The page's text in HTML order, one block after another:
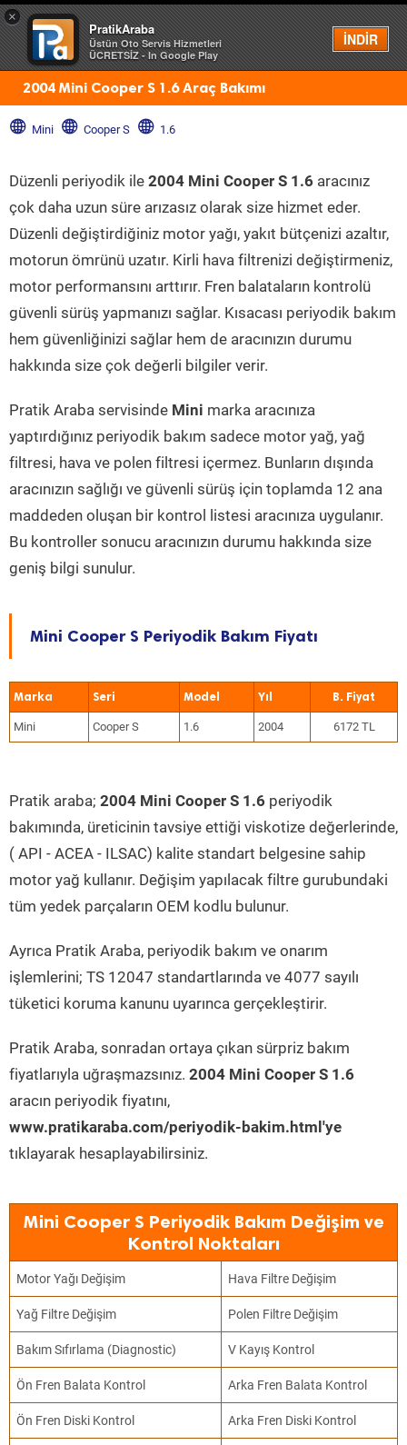
×
PratikAraba
Üstün Oto Servis Hizmetleri
ÜCRETSİZ - In Google Play
İNDİR
Menü
2004 Mini Cooper S 1.6 Araç Bakımı
Mini Cooper S 1.6
Düzenli periyodik ile 2004 Mini Cooper S 1.6 aracınız
çok daha uzun süre arızasız olarak size hizmet eder.
Düzenli değiştirdiğiniz motor yağı, yakıt bütçenizi azaltır,
motorun ömrünü uzatır. Kirli hava filtrenizi değiştirmeniz,
motor performansını arttırır. Fren balataların kontrolü
güvenli sürüş yapmanızı sağlar. Kısacası periyodik bakım
hem güvenliğinizi sağlar hem de aracınızın durumu
hakkında size çok değerli bilgiler verir.
Pratik Araba servisinde Mini marka aracınıza
yaptırdığınız periyodik bakım sadece motor yağ, yağ
filtresi, hava ve polen filtresi içermez. Bunların dışında
aracınızın sağlığı ve güvenli sürüş için toplamda 12 ana
maddeden oluşan bir kontrol listesi aracınıza uygulanır.
Bu kontroller sonucu aracınızın durumu hakkında size
geniş bilgi sunulur.
Mini Cooper S Periyodik Bakım Fiyatı
Marka Seri Model Yıl
Mini Cooper S 1.6 2004 6172 TL
Pratik araba; 2004 Mini Cooper S 1.6 periyodik
bakımında, üreticinin tavsiye ettiği viskotize değerlerinde,
( API - ACEA - ILSAC) kalite standart belgesine sahip
motor yağ kullanır. Değişim yapılacak filtre gurubundaki
tüm yedek parçaların OEM kodlu bulunur.
Ayrıca Pratik Araba, periyodik bakım ve onarım
işlemlerini; TS 12047 standartlarında ve 4077 sayılı
tüketici koruma kanunu uyarınca gerçekleştirir.
Pratik Araba, sonradan ortaya çıkan sürpriz bakım
fiyatlarıyla uğraşmazsınız. 2004 Mini Cooper S 1.6
aracın periyodik fiyatını,
www.pratikaraba.com/periyodik-bakim.html'ye
tıklayarak hesaplayabilirsiniz.
Mini Cooper S Periyodik Bakım Değişim ve
Kontrol Noktaları
Motor Yağı Değişim Hava Filtre Değişim
Yağ Filtre Değişim Polen Filtre Değişim
Bakım Sıfırlama (Diagnostic) V Kayış Kontrol
Ön Fren Balata Kontrol Arka Fren Balata Kontrol
Ön Fren Diski Kontrol Arka Fren Diski Kontrol